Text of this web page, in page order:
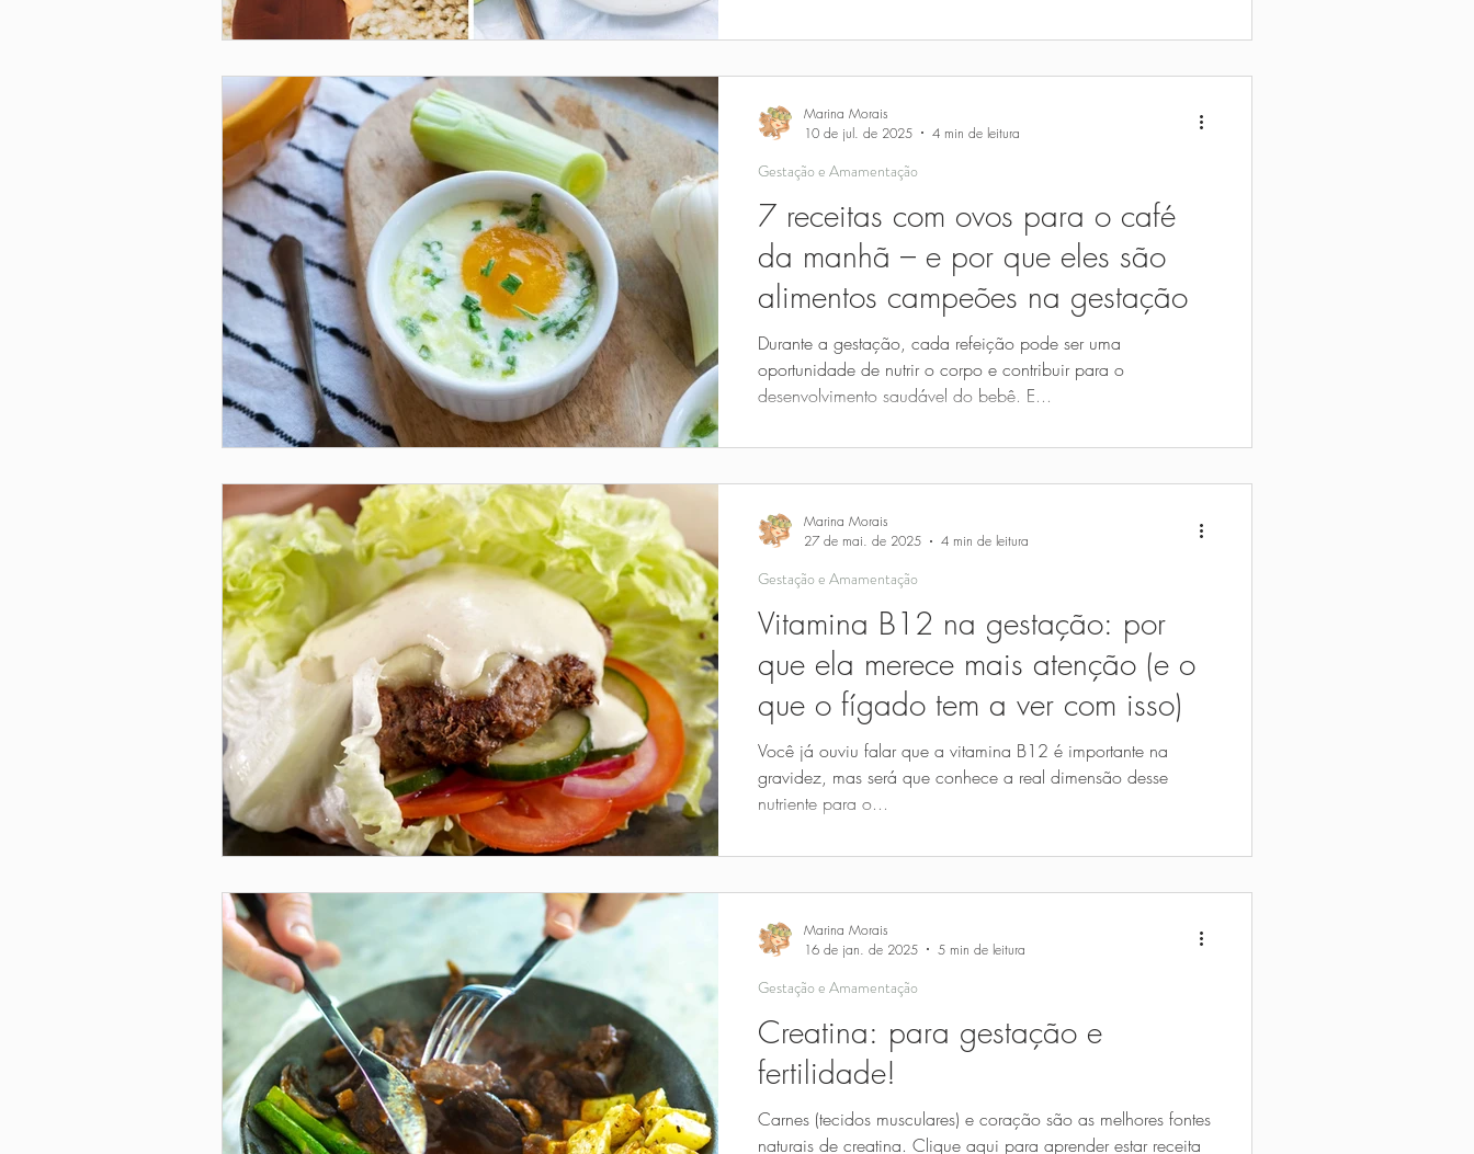
7 receitas com ovos para o café
da manhã – e por que eles são
alimentos campeões na gestação
Durante a gestação, cada refeição pode ser uma
oportunidade de nutrir o corpo e contribuir para o
desenvolvimento saudável do bebê. E...
Gestação e Amamentação
Marina Morais
10 de jul. de 2025
4 min de leitura
Vitamina B12 na gestação: por
que ela merece mais atenção (e o
que o fígado tem a ver com isso)
Você já ouviu falar que a vitamina B12 é importante na
gravidez, mas será que conhece a real dimensão desse
nutriente para o...
Gestação e Amamentação
Marina Morais
27 de mai. de 2025
4 min de leitura
Creatina: para gestação e
fertilidade!
Carnes (tecidos musculares) e coração são as melhores fontes
naturais de creatina. Clique aqui para aprender estar receita
Gestação e Amamentação
Marina Morais
16 de jan. de 2025
5 min de leitura